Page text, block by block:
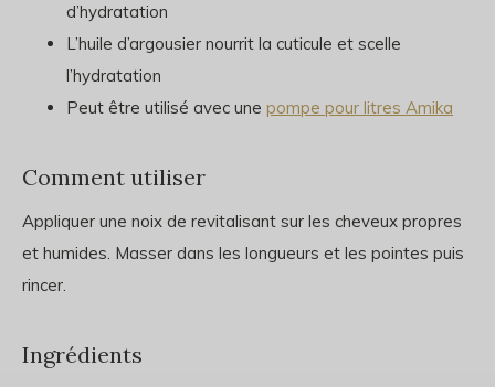
d’hydratation
L’huile d’argousier nourrit la cuticule et scelle
l’hydratation
Peut être utilisé avec une pompe pour litres Amika
Comment utiliser
Appliquer une noix de revitalisant sur les cheveux propres
et humides. Masser dans les longueurs et les pointes puis
rincer.
Ingrédients